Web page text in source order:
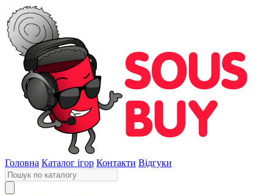
Головна Каталог ігор Контакти Відгуки